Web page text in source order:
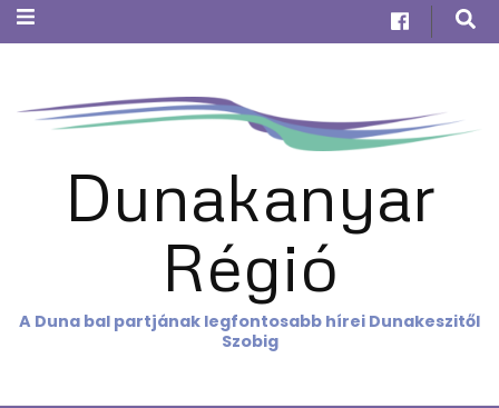
Dunakanyar
Régió
A Duna bal partjának legfontosabb hírei Dunakeszitől
Szobig
AKTUÁLIS